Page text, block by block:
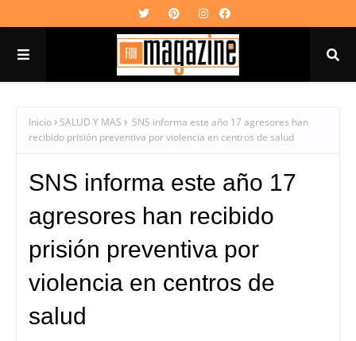
Inicio SALUD Y MAS
SNS informa este año 17 agresores han
recibido prisión preventiva por violencia en centros de salud
SNS informa este año 17
agresores han recibido
prisión preventiva por
violencia en centros de
salud